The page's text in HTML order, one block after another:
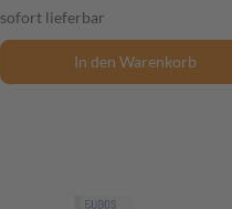
sofort lieferbar
In den Warenkorb